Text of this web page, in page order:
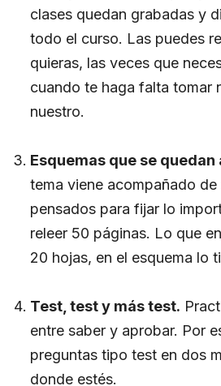
clases quedan grabadas y
todo el curso. Las puedes
quieras, las veces que
cuando te haga falta tomar
nuestro.
Esquemas que se quedan
tema viene acompañado
pensados para fijar lo
releer 50 páginas. Lo que
20 hojas, en el esquema lo
Test, test y más test.
entre saber y aprobar. Por
preguntas tipo test en dos
donde estés.